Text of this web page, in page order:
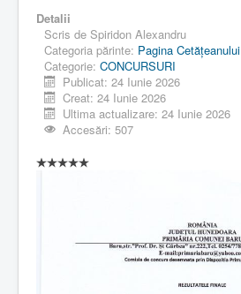
Detalii
Scris de Spiridon Alexandru
Categoria părinte: Pagina Cetăţeanului
Categorie: CONCURSURI
Publicat: 24 Iunie 2026
Creat: 24 Iunie 2026
Ultima actualizare: 24 Iunie 2026
Accesări: 507